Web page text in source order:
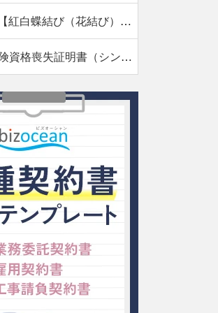
熨斗紙【紅白蝶結び（花結び）・水引7本】・Excel
健康保険資格喪失証明書（シンプル表形式版）・Excel【見本付き】